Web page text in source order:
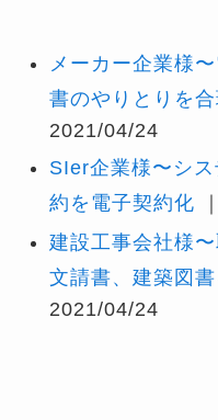
メーカー企業様
書のやりとりを
2021/04/24
SIer企業様〜シ
約を電子契約化
建設工事会社様
文請書、建築図
2021/04/24